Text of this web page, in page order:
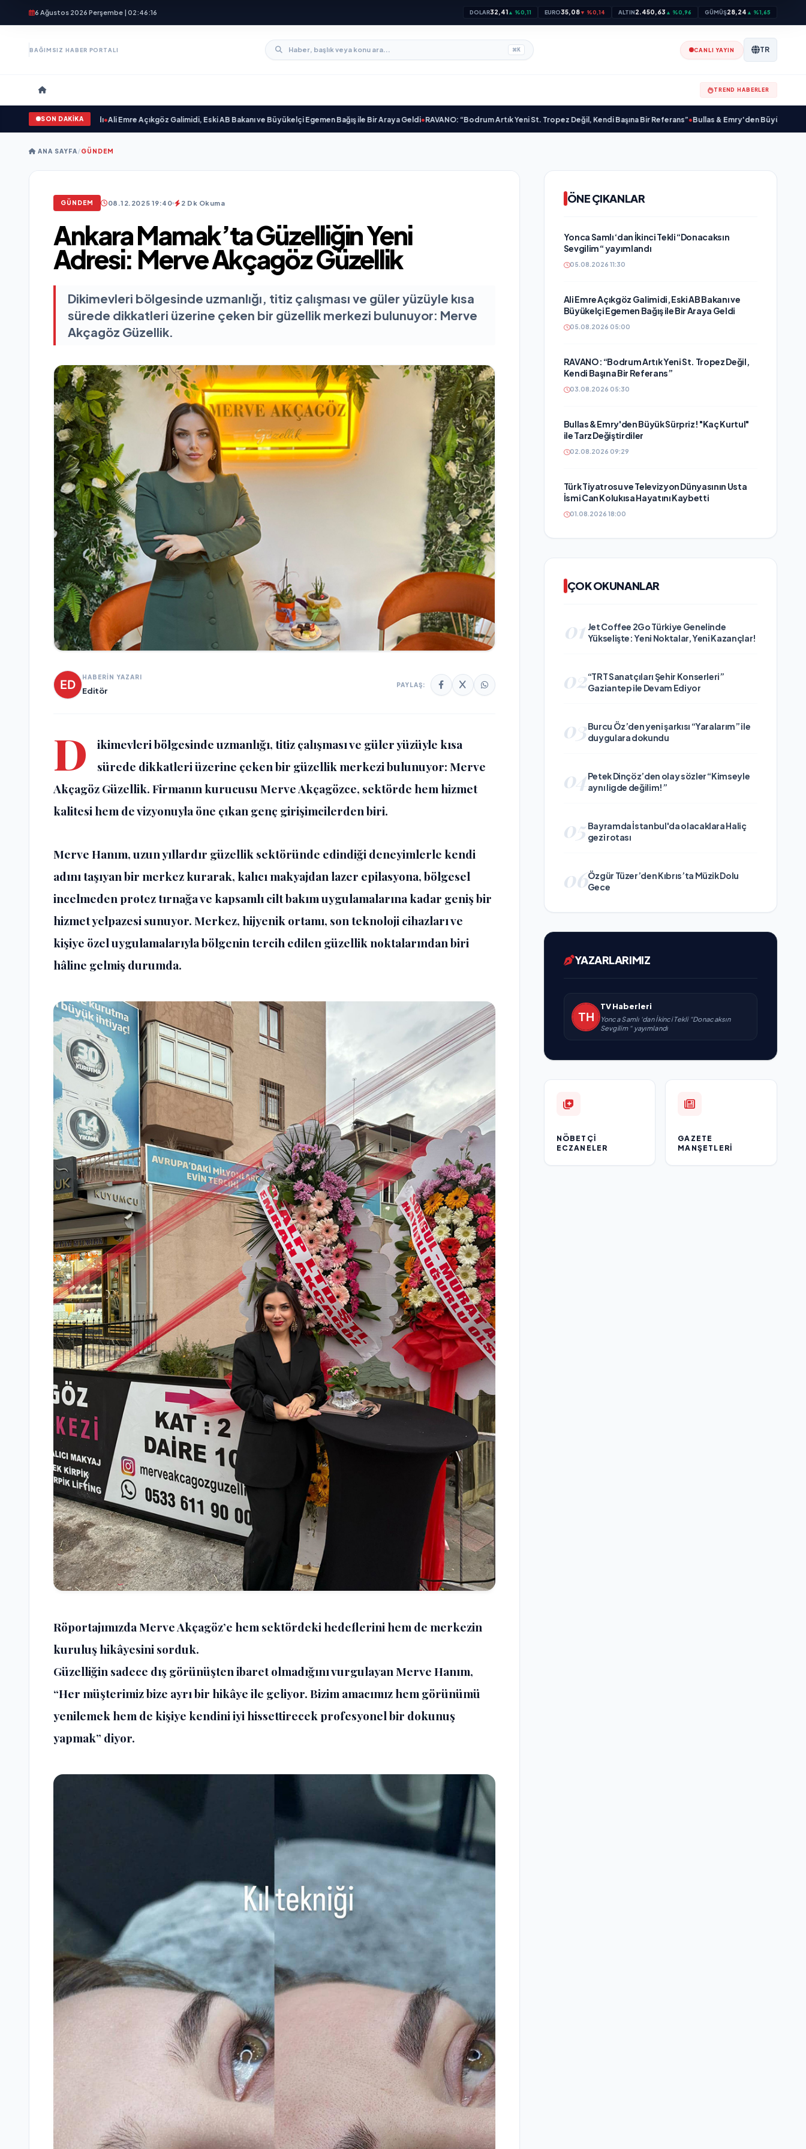
6 Ağustos 2026 Perşembe | 02:46:18 DOLAR32,41▲ %0,11 EURO35,08▼ %0,14 ALTIN2.450,63 ▲ %0,96 GÜMÜŞ28,24 ▲ %1,65
BAĞIMSIZ HABER PORTALI ⌘K CANLI YAYIN TR
TREND HABERLER
SON DAKİKA
“ yayımlandı•Ali Emre Açıkgöz Galimidi, Eski AB Bakanı ve Büyükelçi Egemen Bağış ile Bir Araya Geldi•RAVANO: “Bodrum Artık Yeni St. Tropez Değil, Kendi Başına Bir Referans”•Bullas & Emry'den Büyük Sürpriz! "Kaç
ANA SAYFA/GÜNDEM
GÜNDEM 08.12.2025 19:40 2 Dk Okuma
Ankara Mamak’ta Güzelliğin Yeni
Adresi: Merve Akçagöz Güzellik
Dikimevleri bölgesinde uzmanlığı, titiz çalışması ve güler yüzüyle kısa
sürede dikkatleri üzerine çeken bir güzellik merkezi bulunuyor: Merve
Akçagöz Güzellik.
HABERİN YAZARI
Editör
PAYLAŞ:
D
ikimevleri bölgesinde uzmanlığı, titiz çalışması ve güler yüzüyle kısa
sürede dikkatleri üzerine çeken bir güzellik merkezi bulunuyor:Merve
Akçagöz Güzellik. Firmanın kurucusu Merve Akçagözce, sektörde hem hizmet
kalitesi hem de vizyonuyla öne çıkan genç girişimcilerden biri.
Merve Hanım, uzun yıllardır güzellik sektöründe edindiği deneyimlerle kendi
adını taşıyan bir merkez kurarak, kalıcı makyajdan lazer epilasyona, bölgesel
incelmeden protez tırnağa ve kapsamlı cilt bakım uygulamalarına kadar geniş bir
hizmet yelpazesi sunuyor. Merkez, hijyenik ortamı, son teknoloji cihazları ve
kişiye özel uygulamalarıyla bölgenin tercih edilen güzellik noktalarından biri
hâline gelmiş durumda.
RöportajımızdaMerve Akçagöz’e hem sektördeki hedeflerini hem de merkezin
kuruluş hikâyesini sorduk.
Güzelliğin sadece dış görünüşten ibaret olmadığını vurgulayan Merve Hanım,
“Her müşterimiz bize ayrı bir hikâye ile geliyor. Bizim amacımız hem görünümü
yenilemek hem de kişiye kendini iyi hissettirecek profesyonel bir dokunuş
yapmak” diyor.
ÖNE ÇIKANLAR
Yonca Samlı ‘dan İkinci Tekli “Donacaksın
Sevgilim “ yayımlandı
05.08.2026 11:30
Ali Emre Açıkgöz Galimidi, Eski AB Bakanı ve
Büyükelçi Egemen Bağış ile Bir Araya Geldi
05.08.2026 05:00
RAVANO: “Bodrum Artık Yeni St. Tropez Değil,
Kendi Başına Bir Referans”
03.08.2026 05:30
Bullas & Emry'den Büyük Sürpriz! "Kaç Kurtul"
ile Tarz Değiştirdiler
02.08.2026 09:29
Türk Tiyatrosu ve Televizyon Dünyasının Usta
İsmi Can Kolukısa Hayatını Kaybetti
01.08.2026 18:00
ÇOK OKUNANLAR
01 Jet Coffee 2Go Türkiye Genelinde
Yükselişte: Yeni Noktalar, Yeni Kazançlar!
02“TRT Sanatçıları Şehir Konserleri”
Gaziantep ile Devam Ediyor
03Burcu Öz’den yeni şarkısı “Yaralarım” ile
duygulara dokundu
04Petek Dinçöz’den olay sözler “Kimseyle
aynı ligde değilim!”
05 Bayramda İstanbul'da olacaklara Haliç
gezi rotası
06Özgür Tüzer’den Kıbrıs’ta Müzik Dolu
Gece
YAZARLARIMIZ
TV Haberleri
Yonca Samlı ‘dan İkinci Tekli “Donacaksın
Sevgilim “ yayımlandı
NÖBETÇI
ECZANELER
GAZETE
MANŞETLERI